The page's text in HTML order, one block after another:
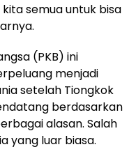
semua untuk bisa
(PKB) ini
menjadi
setelah Tiongkok
berdasarkan
alasan. Salah
yang luar biasa.